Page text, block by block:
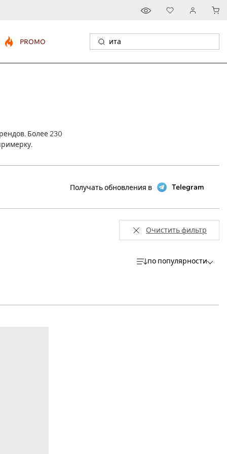
PROMO
Более 230
Получать обновления в Telegram
Очистить фильтр
по популярности